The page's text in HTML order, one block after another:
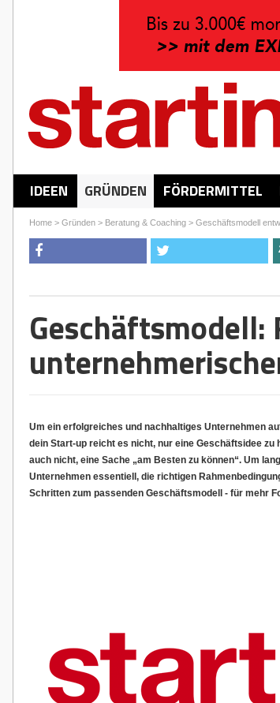
IDEEN GRÜNDEN FÖRDERMITTEL
Home> Gründen> Beratung & Coaching> Geschäftsmodell
Geschäftsmodell:
Um ein erfolgreiches und nachhaltiges Unternehmen
dein Start-up reicht es nicht, nur eine Geschäftsidee
auch nicht, eine Sache „am Besten zu können“. Um
Unternehmen essentiell, die richtigen
Schritten zum passenden Geschäftsmodell - für mehr